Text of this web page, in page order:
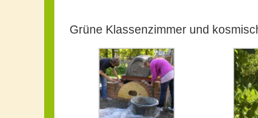
Grüne Klassenzimmer und